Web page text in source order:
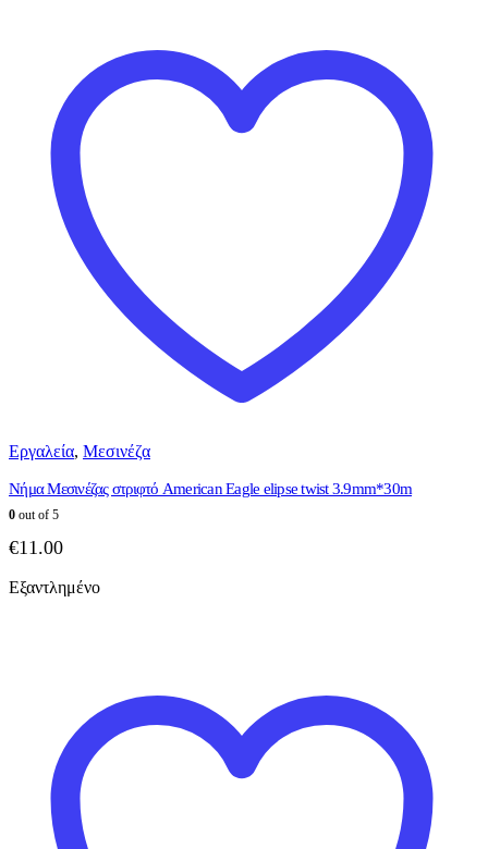
Εργαλεία, Μεσινέζα
Νήμα Μεσινέζας στριφτό American Eagle elipse twist 3.9mm*30m
0 out of 5
€11.00
Εξαντλημένο